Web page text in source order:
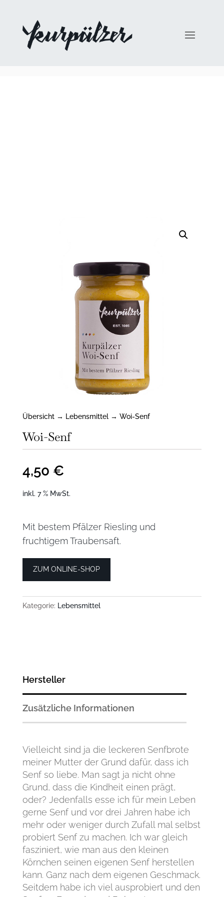
Übersicht→ Lebensmittel→ Woi-Senf
Woi-Senf
4,50 €
inkl. 7 % MwSt.
Mit bestem Pfälzer Riesling und
fruchtigem Traubensaft.
ZUM ONLINE-SHOP
Kategorie: Lebensmittel
Hersteller
Zusätzliche Informationen
Vielleicht sind ja die leckeren Senfbrote
meiner Mutter der Grund dafür, dass ich
Senf so liebe. Man sagt ja nicht ohne
Grund, dass die Kindheit einen prägt,
oder? Jedenfalls esse ich für mein Leben
gerne Senf und vor drei Jahren habe ich
mehr oder weniger durch Zufall mal selbst
probiert Senf zu machen. Ich war gleich
fasziniert, wie man aus den kleinen
Körnchen seinen eigenen Senf herstellen
kann. Ganz nach dem eigenen Geschmack.
Seitdem habe ich viel ausprobiert und den